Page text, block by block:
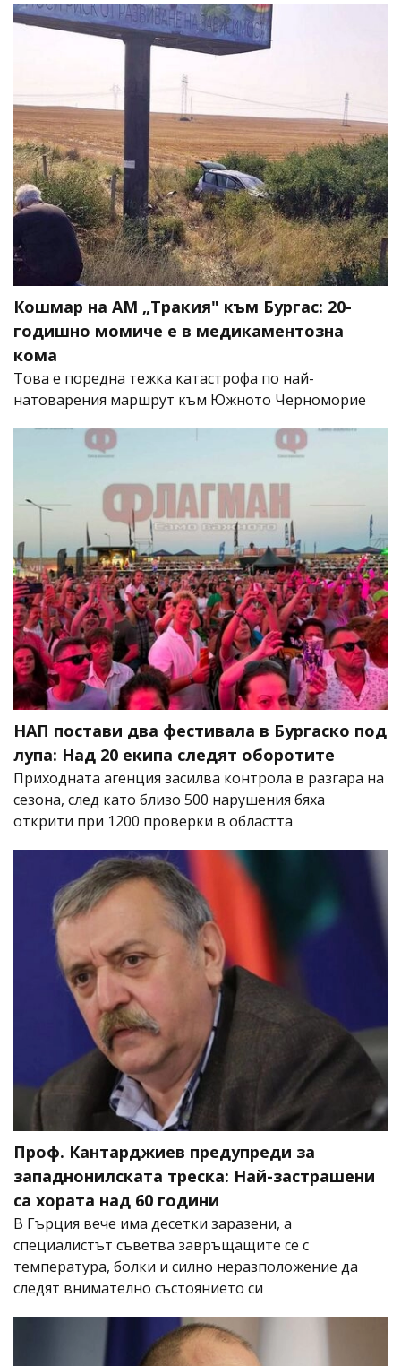
Кошмар на АМ „Тракия" към Бургас: 20-
годишно момиче е в медикаментозна
кома
Това е поредна тежка катастрофа по най-
натоварения маршрут към Южното Черноморие
НАП постави два фестивала в Бургаско под
лупа: Над 20 екипа следят оборотите
Приходната агенция засилва контрола в разгара на
сезона, след като близо 500 нарушения бяха
открити при 1200 проверки в областта
Проф. Кантарджиев предупреди за
западнонилската треска: Най-застрашени
са хората над 60 години
В Гърция вече има десетки заразени, а
специалистът съветва завръщащите се с
температура, болки и силно неразположение да
следят внимателно състоянието си